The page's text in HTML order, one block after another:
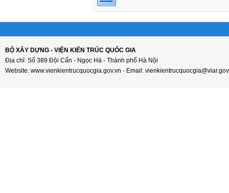
BỘ XÂY DỰNG - VIỆN KIẾN TRÚC QUỐC GIA
Địa chỉ: Số 389 Đội Cấn - Ngọc Hà - Thành phố Hà Nội
Website: www.vienkientrucquocgia.gov.vn - Email: